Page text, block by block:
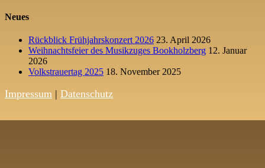
Neues
Rückblick Frühjahrskonzert 2026 23. April 2026
Weihnachtsfeier des Musikzuges Bookholzberg 12. Januar
2026
Volkstrauertag 2025 18. November 2025
Impressum | Datenschutz